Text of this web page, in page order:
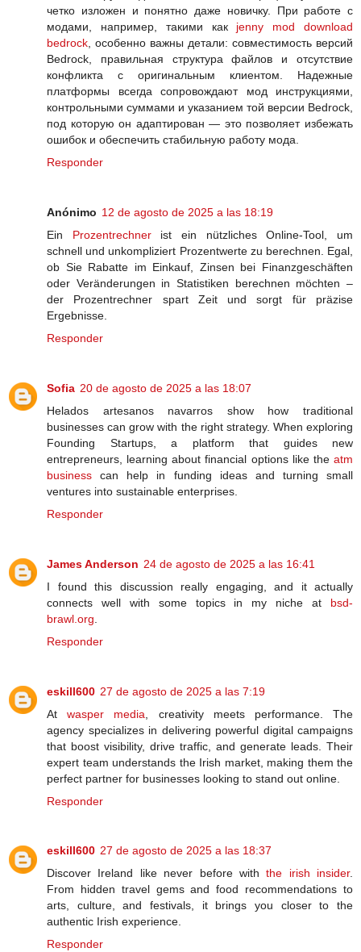
четко изложен и понятно даже новичку. При работе с
модами, например, такими как jenny mod download
bedrock , особенно важны детали: совместимость версий
Bedrock, правильная структура файлов и отсутствие
конфликта с оригинальным клиентом. Надежные
платформы всегда сопровождают мод инструкциями,
контрольными суммами и указанием той версии Bedrock,
под которую он адаптирован — это позволяет избежать
ошибок и обеспечить стабильную работу мода.
Responder
Anónimo 12 de agosto de 2025 a las 18:19
Ein Prozentrechnerist ein nützliches Online-Tool, um
schnell und unkompliziert Prozentwerte zu berechnen. Egal,
ob Sie Rabatte im Einkauf, Zinsen bei Finanzgeschäften
oder Veränderungen in Statistiken berechnen möchten –
der Prozentrechner spart Zeit und sorgt für präzise
Ergebnisse.
Responder
Sofia 20 de agosto de 2025 a las 18:07
Helados artesanos navarros show how traditional
businesses can grow with the right strategy. When exploring
Founding Startups, a platform that guides new
entrepreneurs, learning about financial options like the atm
business can help in funding ideas and turning small
ventures into sustainable enterprises.
Responder
James Anderson 24 de agosto de 2025 a las 16:41
I found this discussion really engaging, and it actually
connects well with some topics in my niche at bsd-
brawl.org
Responder
eskill600 27 de agosto de 2025 a las 7:19
Atwasper media , creativity meets performance. The
agency specializes in delivering powerful digital campaigns
that boost visibility, drive traffic, and generate leads. Their
expert team understands the Irish market, making them the
perfect partner for businesses looking to stand out online.
Responder
eskill600 27 de agosto de 2025 a las 18:37
Discover Ireland like never before withthe irish insider.
From hidden travel gems and food recommendations to
arts, culture, and festivals, it brings you closer to the
authentic Irish experience.
Responder